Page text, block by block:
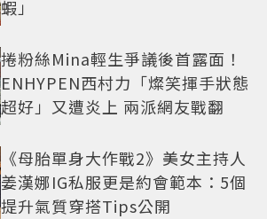
蝦」
捲粉絲Mina輕生爭議後首露面！
ENHYPEN西村力「燦笑揮手狀態
超好」又遭炎上 兩派網友戰翻
《母胎單身大作戰2》美女主持人
姜漢娜IG私服更是約會範本：5個
提升氣質穿搭Tips公開